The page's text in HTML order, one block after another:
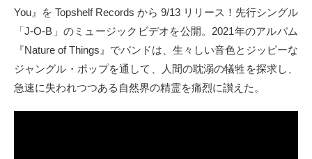
Soundcloud
to indienative
You』を Topshelf Records から 9/13 リリース！先行シングル
「J-O-B」のミュージックビデオを公開。2021年のアルバム
『Nature of Things』でバンドは、生々しい音色とジッピーな
ジャングル・ポップを通して、人間の耽溺の犠牲を探求し、
急速に失われつつある自然界の精霊を痛烈に讃えた。